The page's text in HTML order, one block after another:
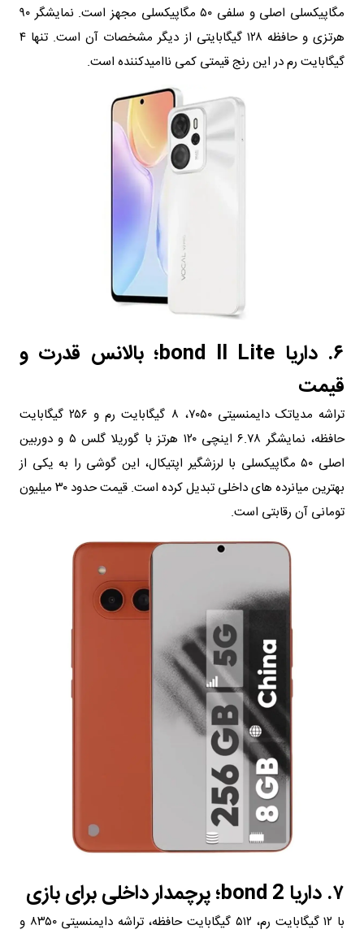
مگاپیکسلی اصلی و سلفی ۵۰ مگاپیکسلی مجهز است. نمایشگر ۹۰
هرتزی و حافظه ۱۲۸ گیگابایتی از دیگر مشخصات آن است. تنها ۴
گیگابایت رم در این رنج قیمتی کمی ناامیدکننده است.
۶. داریا bond II Lite؛ بالانس قدرت و
قیمت
تراشه مدیاتک دایمنسیتی ۷۰۵۰، ۸ گیگابایت رم و ۲۵۶ گیگابایت
حافظه، نمایشگر ۶.۷۸ اینچی ۱۲۰ هرتز با گوریلا گلس ۵ و دوربین
اصلی ۵۰ مگاپیکسلی با لرزشگیر اپتیکال، این گوشی را به یکی از
بهترین میانرده های داخلی تبدیل کرده است. قیمت حدود ۳۰ میلیون
تومانی آن رقابتی است.
۷. داریا bond 2؛ پرچمدار داخلی برای بازی
با ۱۲ گیگابایت رم، ۵۱۲ گیگابایت حافظه، تراشه دایمنسیتی ۸۳۵۰ و